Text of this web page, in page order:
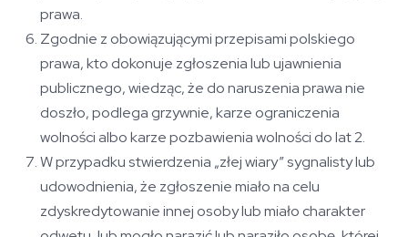
prawa.
Zgodnie z obowiązującymi przepisami polskiego
prawa, kto dokonuje zgłoszenia lub ujawnienia
publicznego, wiedząc, że do naruszenia prawa nie
doszło, podlega grzywnie, karze ograniczenia
wolności albo karze pozbawienia wolności do lat 2.
W przypadku stwierdzenia „złej wiary” sygnalisty lub
udowodnienia, że zgłoszenie miało na celu
zdyskredytowanie innej osoby lub miało charakter